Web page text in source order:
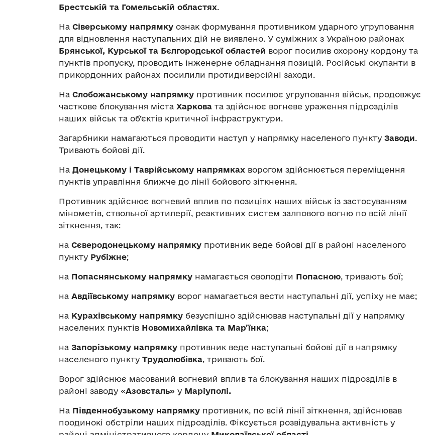
Брестській та Гомельській областях.
На Сіверському напрямку ознак формування противником ударного угруповання
для відновлення наступальних дій не виявлено. У суміжних з Україною районах
Брянської, Курської та Бєлгородської областей ворог посилив охорону кордону та
пунктів пропуску, проводить інженерне обладнання позицій. Російські окупанти в
прикордонних районах посилили протидиверсійні заходи.
На Слобожанському напрямку противник посилює угруповання військ, продовжує
часткове блокування міста Харкова та здійснює вогневе ураження підрозділів
наших військ та об’єктів критичної інфраструктури.
Загарбники намагаються проводити наступ у напрямку населеного пункту Заводи.
Тривають бойові дії.
На Донецькому і Таврійському напрямках ворогом здійснюється переміщення
пунктів управління ближче до лінії бойового зіткнення.
Противник здійснює вогневий вплив по позиціях наших військ із застосуванням
мінометів, ствольної артилерії, реактивних систем залпового вогню по всій лінії
зіткнення, так:
на Сєверодонецькому напрямку противник веде бойові дії в районі населеного
пункту Рубіжне;
на Попаснянському напрямку намагається оволодіти Попасною, тривають бої;
на Авдіївському напрямку ворог намагається вести наступальні дії, успіху не має;
на Курахівському напрямку безуспішно здійснював наступальні дії у напрямку
населених пунктів Новомихайлівка та Мар’їнка;
на Запорізькому напрямку противник веде наступальні бойові дії в напрямку
населеного пункту Трудолюбівка, тривають бої.
Ворог здійснює масований вогневий вплив та блокування наших підрозділів в
районі заводу «Азовсталь» у Маріуполі.
На Південнобузькому напрямку противник, по всій лінії зіткнення, здійснював
поодинокі обстріли наших підрозділів. Фіксується розвідувальна активність у